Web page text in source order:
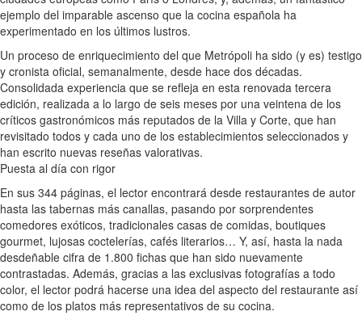
ejemplo del imparable ascenso que la cocina española ha
experimentado en los últimos lustros.
Un proceso de enriquecimiento del que Metrópoli ha sido (y es) testigo
y cronista oficial, semanalmente, desde hace dos décadas.
Consolidada experiencia que se refleja en esta renovada tercera
edición, realizada a lo largo de seis meses por una veintena de los
críticos gastronómicos más reputados de la Villa y Corte, que han
revisitado todos y cada uno de los establecimientos seleccionados y
han escrito nuevas reseñas valorativas.
Puesta al día con rigor
En sus 344 páginas, el lector encontrará desde restaurantes de autor
hasta las tabernas más canallas, pasando por sorprendentes
comedores exóticos, tradicionales casas de comidas, boutiques
gourmet, lujosas coctelerías, cafés literarios… Y, así, hasta la nada
desdeñable cifra de 1.800 fichas que han sido nuevamente
contrastadas. Además, gracias a las exclusivas fotografías a todo
color, el lector podrá hacerse una idea del aspecto del restaurante así
como de los platos más representativos de su cocina.